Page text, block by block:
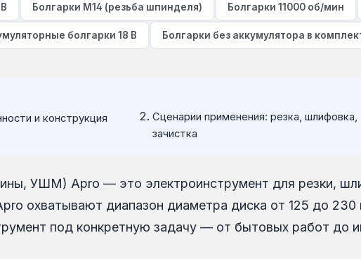
Болгарки M14 (резьба шпинделя) Болгарки 11000 об/мин
болгарки 18 В Болгарки без аккумулятора в
и конструкция
Сценарии применения: резка, шлифовка,
зачистка
УШМ) Apro — это электроинструмент для резки,
охватывают диапазон диаметра диска от 125 до
под конкретную задачу — от бытовых работ до